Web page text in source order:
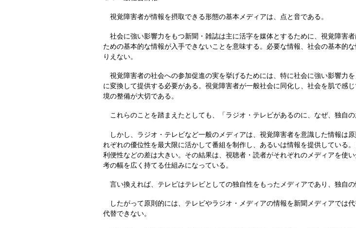
視覚障害者が情報を摂取できる形態の基本メディアは、点と音である。
社会に強い影響力をもつ新聞・雑誌は主に活字を媒体とするために、視覚障害
ための基本的な情報が入手できないことを意味する。必要な情報、社会の基本的
りえない。
視覚障害者の社会への参加促進の実を挙げるためには、特に社会に強い影響力
に変換して提供する必要がある。視覚障害者が一般社会に同化し、社会を肌で感
境の整備が大切である。
これらのことを踏まえたとしても、「ラジオ・テレビがあるのに、なぜ、独自
しかし、ラジオ・テレビなど一般のメディアは、視覚障害者を意識した情報は
れぞれの優位性を最大限に活かして番組を制作し、あるいは情報を提供している
利便性などの差は大きい。その結果は、視聴者・読者がそれぞれのメディアを使
考の幅を広く持てる仕組みになっている。
言い換えれば、テレビはテレビとしての独自性をもったメディアであり、独自
したがって原則的には、テレビやラジオ・メディアの情報を新聞メディアでは
代替できない。